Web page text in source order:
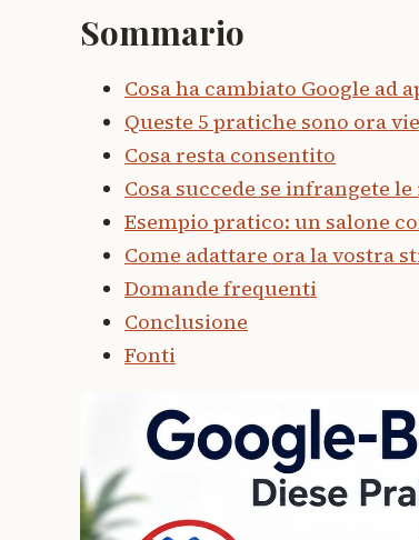
Sommario
Cosa ha cambiato Google ad
Queste 5 pratiche sono ora
Cosa resta consentito
Cosa succede se infrangete
Esempio pratico: un salone
Come adattare ora la vostra
Domande frequenti
Conclusione
Fonti